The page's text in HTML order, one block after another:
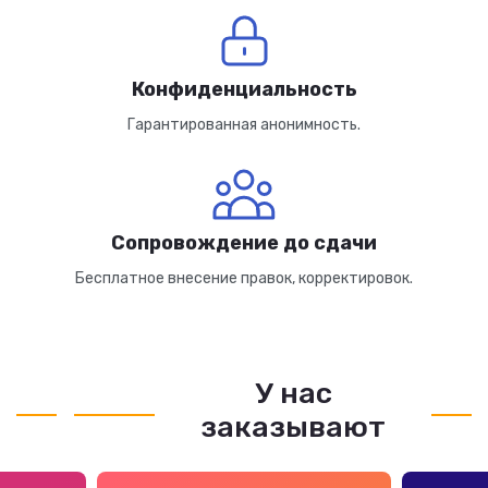
Конфиденциальность
Гарантированная анонимность.
Сопровождение до сдачи
Бесплатное внесение правок, корректировок.
У нас
заказывают